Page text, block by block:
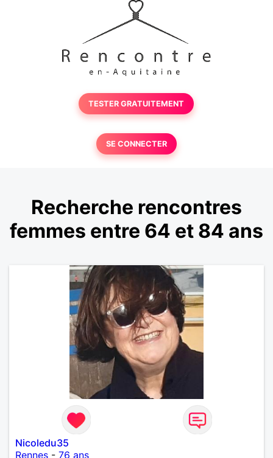
TESTER GRATUITEMENT
SE CONNECTER
Recherche rencontres
femmes entre 64 et 84 ans
Nicoledu35
Rennes - 76 ans